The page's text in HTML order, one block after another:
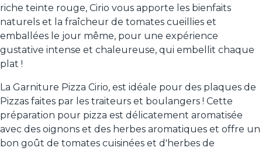
riche teinte rouge, Cirio vous apporte les bienfaits
naturels et la fraîcheur de tomates cueillies et
emballées le jour même, pour une expérience
gustative intense et chaleureuse, qui embellit chaque
plat !
La Garniture Pizza Cirio, est idéale pour des plaques de
Pizzas faites par les traiteurs et boulangers ! Cette
préparation pour pizza est délicatement aromatisée
avec des oignons et des herbes aromatiques et offre un
bon goût de tomates cuisinées et d'herbes de